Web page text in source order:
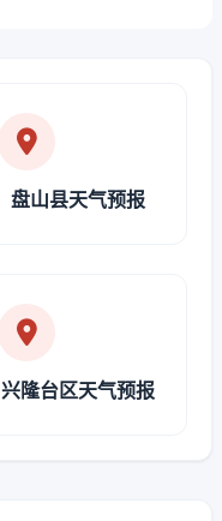
盘山县天气预报
兴隆台区天气预报